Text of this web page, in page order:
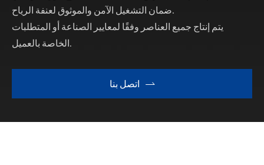
يتم إنتاج جميع العناصر وفقًا لمعايير الصناعة أو المتطلبات
اتصل بنا 